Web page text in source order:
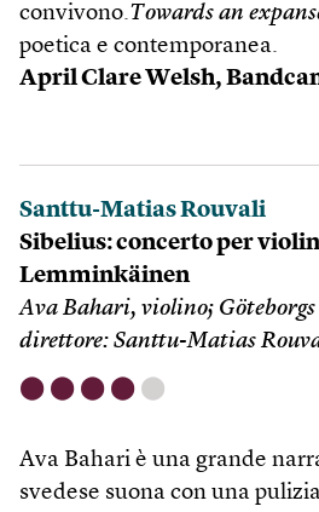
convivono.Towards an
poetica e contemporanea.
April Clare Welsh,
Santtu-Matias Rouvali
Sibelius: concerto per
Lemminkäinen
Ava Bahari, violino;
direttore: Santtu-Matias
⬤ ⬤ ⬤ ⬤ ⬤
Ava Bahari è una grande
svedese suona con una